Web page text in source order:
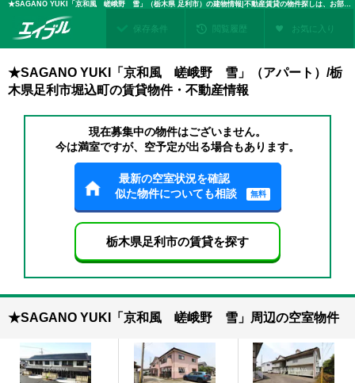
★SAGANO YUKI「京和風 嵯峨野 雪」（栃木県 足利市）の建物情報|不動産賃貸の物件探しは、お部屋探しのエイブル
保存条件 閲覧履歴 お気に入り
★SAGANO YUKI「京和風 嵯峨野 雪」（アパート）/栃
木県足利市堀込町の賃貸物件・不動産情報
現在募集中の物件はございません。
今は満室ですが、空予定が出る場合もあります。
最新の空室状況を確認
似た物件についても相談
無料
栃木県足利市の賃貸を探す
★SAGANO YUKI「京和風 嵯峨野 雪」周辺の空室物件